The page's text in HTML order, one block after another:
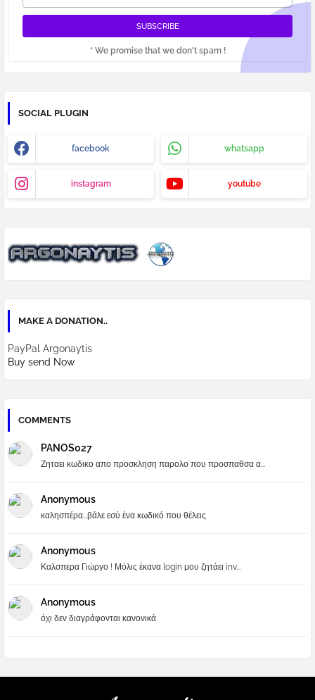
* We promise that we don't spam !
SOCIAL PLUGIN
facebook whatsapp
instagram youtube
MAKE A DONATION..
PayPal Argonaytis
Buy send Now
COMMENTS
PANOS027
Ζηταει κωδικο απο προσκληση παρολο που προσπαθσα α...
Anonymous
καλησπέρα...βάλε εσύ ένα κωδικό που θέλεις
Anonymous
Καλσπερα Γιώργο ! Μόλις έκανα login μου ζητάει inv...
Anonymous
όχι δεν διαγράφονται κανονικά